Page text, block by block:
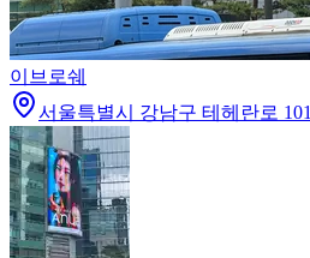
이브로쉐
서울특별시 강남구 테헤란로 101